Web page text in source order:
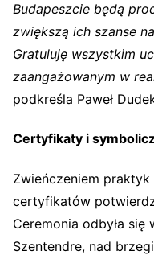
Budapeszcie będą
zwiększą ich szanse
Gratuluję wszystkim
zaangażowanym w
podkreśla Paweł
Certyfikaty i
Zwieńczeniem
certyfikatów
Ceremonia odbyła
Szentendre, nad